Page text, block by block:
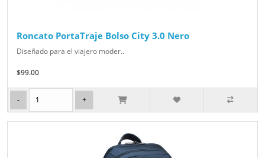
Roncato PortaTraje Bolso City 3.0 Nero
Diseñado para el viajero moder..
$99.00